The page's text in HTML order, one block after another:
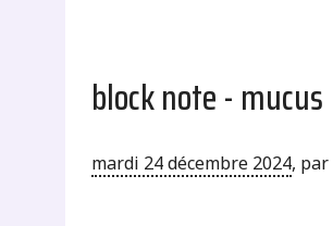
block note - mucus
mardi 24 décembre 2024, par